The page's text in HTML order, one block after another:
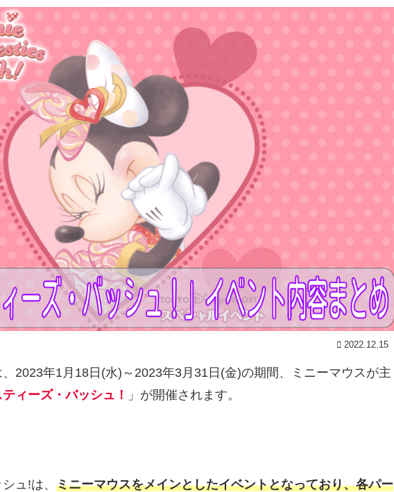
2022.12.15
2023年1月18日(水)～2023年3月31日(金)の期間、ミニーマウスが主
ィーズ・バッシュ！ 」が開催されます。
ュ!は、 ミニーマウスをメインとしたイベントとなっており、各パー